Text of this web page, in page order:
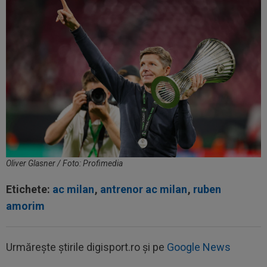
Oliver Glasner / Foto: Profimedia
Etichete: ac milan, antrenor ac milan, ruben
amorim
Urmărește știrile digisport.ro și pe Google News